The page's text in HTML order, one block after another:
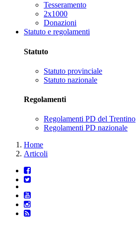
Tesseramento
2x1000
Donazioni
Statuto e regolamenti
Statuto
Statuto provinciale
Statuto nazionale
Regolamenti
Regolamenti PD del Trentino
Regolamenti PD nazionale
Home
Articoli